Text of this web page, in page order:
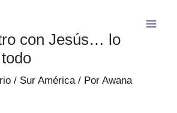
con Jesús… lo
/ Sur América/ PorAwana